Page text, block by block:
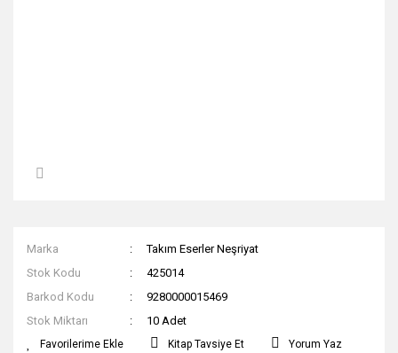
Marka
Takım Eserler Neşriyat
Stok Kodu
425014
Barkod Kodu
9280000015469
Stok Miktarı
10 Adet
Kitap Tavsiye Et Yorum Yaz